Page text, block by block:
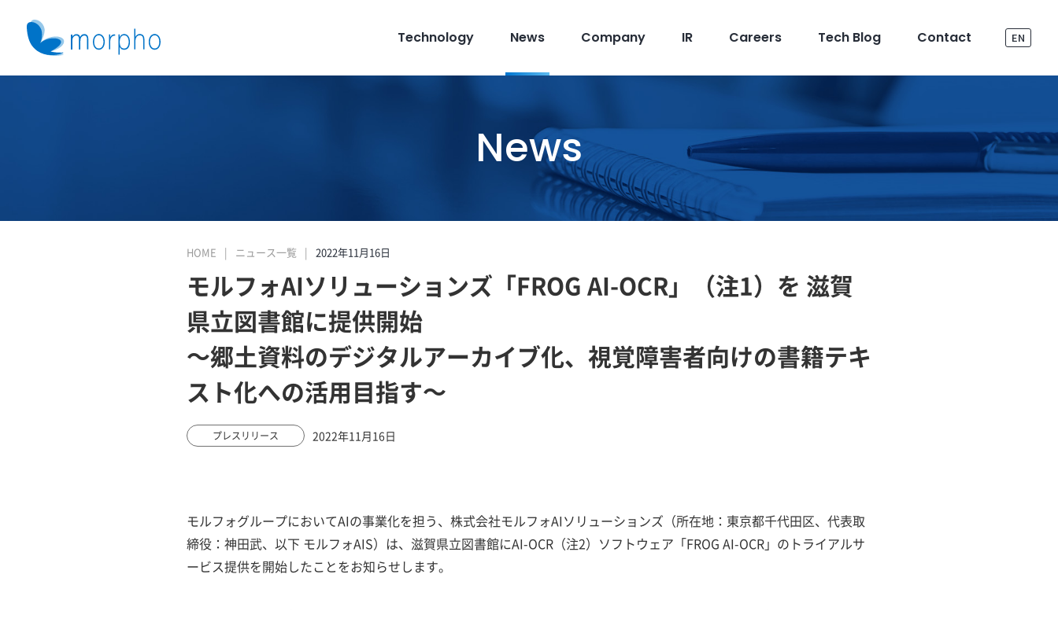
Technology News Company IR Careers Tech Blog Contact EN
News
HOME ニュース一覧 2022年11月16日
モルフォAIソリューションズ「FROG AI-OCR」（注1）を 滋賀
県立図書館に提供開始
～郷土資料のデジタルアーカイブ化、視覚障害者向けの書籍テキ
スト化への活用目指す～
プレスリリース 2022年11月16日
モルフォグループにおいてAIの事業化を担う、株式会社モルフォAIソリューションズ（所在地：東京都千代田区、代表取
締役：神田武、以下 モルフォAIS）は、滋賀県立図書館にAI-OCR（注2）ソフトウェア「FROG AI-OCR」のトライアルサ
ービス提供を開始したことをお知らせします。